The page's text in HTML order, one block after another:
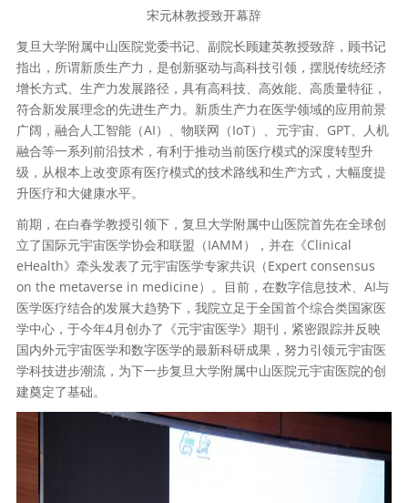
宋元林教授致开幕辞
复旦大学附属中山医院党委书记、副院长顾建英教授致辞，顾书记
指出，所谓新质生产力，是创新驱动与高科技引领，摆脱传统经济
增长方式、生产力发展路径，具有高科技、高效能、高质量特征，
符合新发展理念的先进生产力。新质生产力在医学领域的应用前景
广阔，融合人工智能（AI）、物联网（IoT）、元宇宙、GPT、人机
融合等一系列前沿技术，有利于推动当前医疗模式的深度转型升
级，从根本上改变原有医疗模式的技术路线和生产方式，大幅度提
升医疗和大健康水平。
前期，在白春学教授引领下，复旦大学附属中山医院首先在全球创
立了国际元宇宙医学协会和联盟（IAMM），并在《Clinical
eHealth》牵头发表了元宇宙医学专家共识（Expert consensus
on the metaverse in medicine）。目前，在数字信息技术、AI与
医学医疗结合的发展大趋势下，我院立足于全国首个综合类国家医
学中心，于今年4月创办了《元宇宙医学》期刊，紧密跟踪并反映
国内外元宇宙医学和数字医学的最新科研成果，努力引领元宇宙医
学科技进步潮流，为下一步复旦大学附属中山医院元宇宙医院的创
建奠定了基础。